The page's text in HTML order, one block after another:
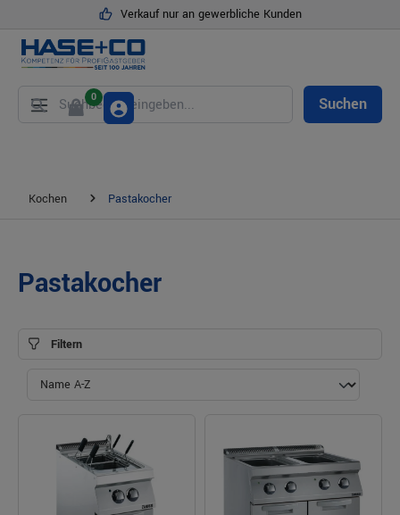
Verkauf nur an gewerbliche Kunden
Suchen
0
Kochen Pastakocher
Pastakocher
Filtern